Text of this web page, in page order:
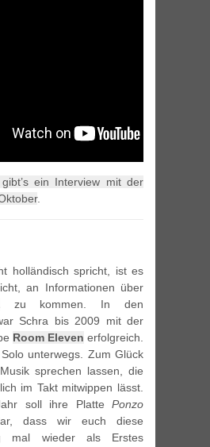
ein Interview mit der
.
holländisch spricht, ist es
an Informationen über
zu kommen. In den
Schra bis 2009 mit der
Room Eleven erfolgreich.
unterwegs. Zum Glück
sprechen lassen, die
im Takt mitwippen lässt.
soll ihre Platte Ponzo
dass wir euch diese
mal wieder als Erstes